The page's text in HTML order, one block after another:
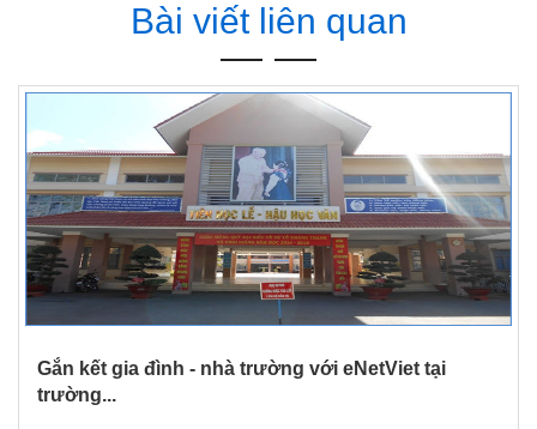
Bài viết liên quan
Gắn kết gia đình - nhà trường với eNetViet tại
trường...